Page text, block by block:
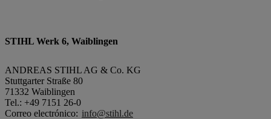
STIHL Werk 6, Waiblingen
ANDREAS STIHL AG & Co. KG
Stuttgarter Straße 80
71332 Waiblingen
Tel.: +49 7151 26-0
Correo electrónico: info@stihl.de